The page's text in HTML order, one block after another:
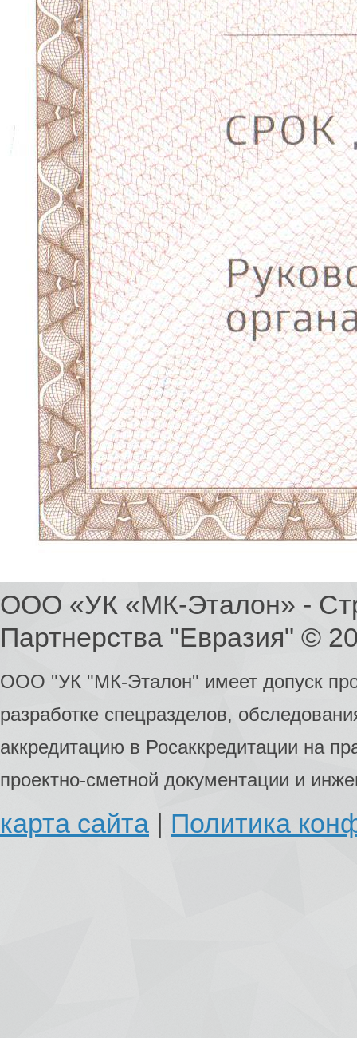
ООО «УК «МК-Эталон» -
Партнерства "Евразия" ©
ООО "УК "МК-Эталон" имеет допуск
разработке спецразделов,
аккредитацию в Росаккредитации на
проектно-сметной документации и
карта сайта Политика